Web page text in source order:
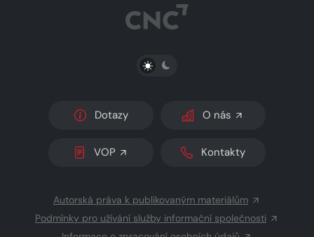
PŘEPNOUT SVĚTLÝ/TMAVÝ REŽIM
Dotazy O nás
VOP Kontakty
Autorská práva k publikovaným materiálům
Podmínky pro užívání služby informační společnosti